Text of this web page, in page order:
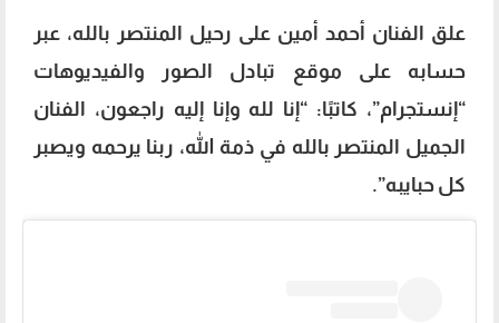
علق الفنان أحمد أمين على رحيل المنتصر بالله، عبر
حسابه على موقع تبادل الصور والفيديوهات
“إنستجرام”، كاتبًا: “إنا لله وإنا إليه راجعون، الفنان
الجميل المنتصر بالله في ذمة الله، ربنا يرحمه ويصبر
كل حبايبه”.